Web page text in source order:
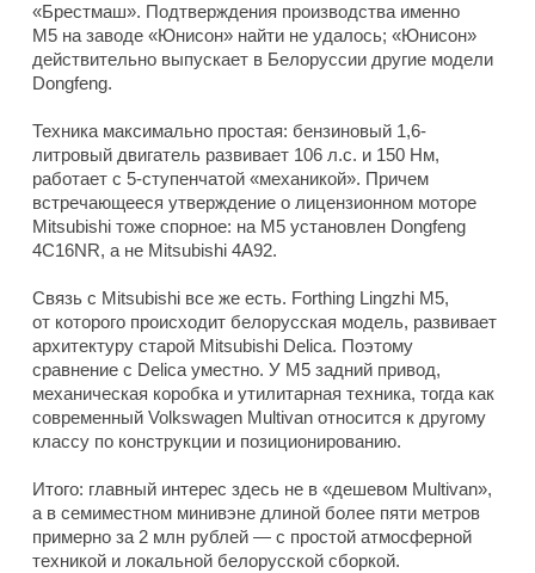
«Брестмаш». Подтверждения производства именно
M5 на заводе «Юнисон» найти не удалось; «Юнисон»
действительно выпускает в Белоруссии другие модели
Dongfeng.
Техника максимально простая: бензиновый 1,6-
литровый двигатель развивает 106 л.с. и 150 Нм,
работает с 5-ступенчатой «механикой». Причем
встречающееся утверждение о лицензионном моторе
Mitsubishi тоже спорное: на M5 установлен Dongfeng
4C16NR, а не Mitsubishi 4A92.
Связь с Mitsubishi все же есть. Forthing Lingzhi M5,
от которого происходит белорусская модель, развивает
архитектуру старой Mitsubishi Delica. Поэтому
сравнение с Delica уместно. У M5 задний привод,
механическая коробка и утилитарная техника, тогда как
современный Volkswagen Multivan относится к другому
классу по конструкции и позиционированию.
Итого: главный интерес здесь не в «дешевом Multivan»,
а в семиместном минивэне длиной более пяти метров
примерно за 2 млн рублей — с простой атмосферной
техникой и локальной белорусской сборкой.